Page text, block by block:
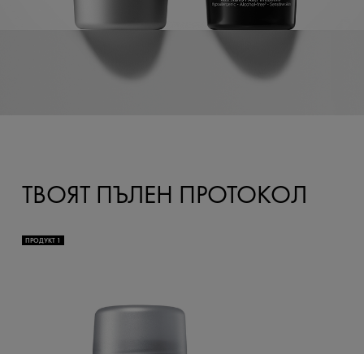
ТВОЯТ ПЪЛЕН ПРОТОКОЛ
ПРОДУКТ 1